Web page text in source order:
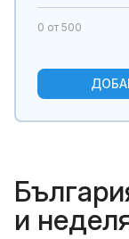
0 от 500
и